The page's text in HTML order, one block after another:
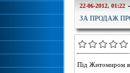
22-06-2012, 01:22
ЗА ПРОДАЖ
Під Житомиром